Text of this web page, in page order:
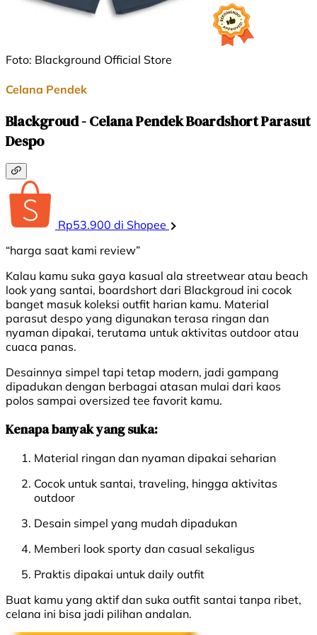
Foto: Blackground Official Store
Celana Pendek
Blackgroud - Celana Pendek Boardshort Parasut
Despo
Rp53.900 di Shopee
“harga saat kami review”
Kalau kamu suka gaya kasual ala streetwear atau beach
look yang santai, boardshort dari Blackgroud ini cocok
banget masuk koleksi outfit harian kamu. Material
parasut despo yang digunakan terasa ringan dan
nyaman dipakai, terutama untuk aktivitas outdoor atau
cuaca panas.
Desainnya simpel tapi tetap modern, jadi gampang
dipadukan dengan berbagai atasan mulai dari kaos
polos sampai oversized tee favorit kamu.
Kenapa banyak yang suka:
Material ringan dan nyaman dipakai seharian
Cocok untuk santai, traveling, hingga aktivitas
outdoor
Desain simpel yang mudah dipadukan
Memberi look sporty dan casual sekaligus
Praktis dipakai untuk daily outfit
Buat kamu yang aktif dan suka outfit santai tanpa ribet,
celana ini bisa jadi pilihan andalan.